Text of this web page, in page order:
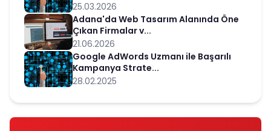
25.03.2026
Adana'da Web Tasarım Alanında Öne
Çıkan Firmalar v...
21.06.2026
Google AdWords Uzmanı ile Başarılı
Kampanya Strate...
28.02.2025